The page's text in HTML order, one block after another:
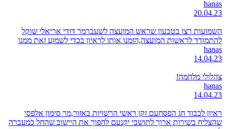
hanas
20.04.23
השמועות רצו בטבעון שראש המועצה לשעברמר דודי אריאלי שוקל
להתמודד לראשות המועצה,הזמנו אותו לראיון בכדי לשמוע זאת ממנו
hanas
14.04.23
צהלולי מלחמה!
hanas
14.04.23
ראיון לכבוד חג הפסחעם זקן ראשי הרשויות באזור,מר סימון אלפסי
שהצליח בשירות ארוך לתושבי יקנעם להפוך את היישוב שהחל כמעברה